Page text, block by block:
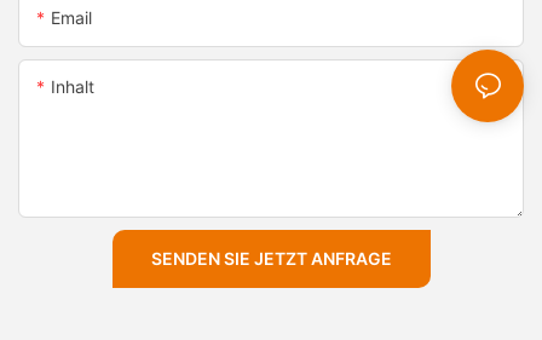
Email
Inhalt
SENDEN SIE JETZT ANFRAGE